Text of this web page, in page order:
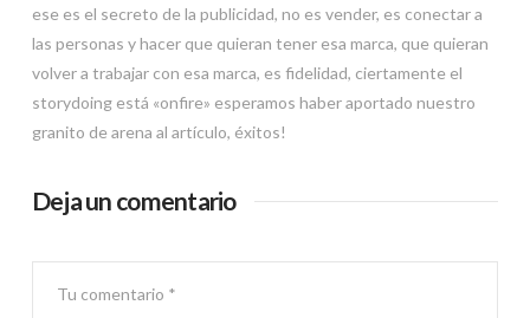
ese es el secreto de la publicidad, no es vender, es conectar a
las personas y hacer que quieran tener esa marca, que quieran
volver a trabajar con esa marca, es fidelidad, ciertamente el
storydoing está «onfire» esperamos haber aportado nuestro
granito de arena al artículo, éxitos!
Deja un comentario